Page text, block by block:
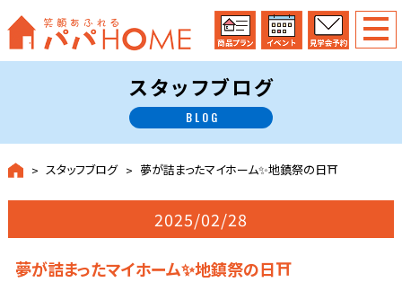
スタッフブログ
BLOG
スタッフブログ 夢が詰まったマイホーム✨地鎮祭の日⛩
2025/02/28
夢が詰まったマイホーム✨地鎮祭の日⛩